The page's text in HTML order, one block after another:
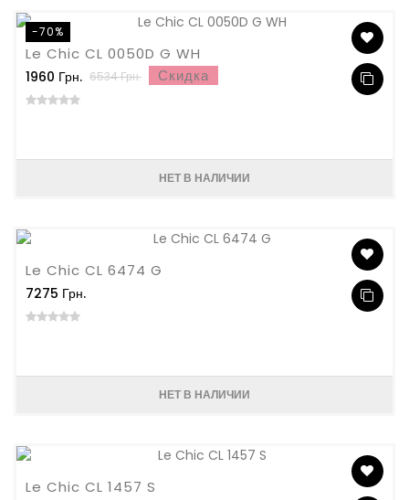
-70%
Le Chic CL 0050D G WH
1960 Грн. 6534 Грн. Скидка
НЕТ В НАЛИЧИИ
Le Chic CL 6474 G
7275 Грн.
НЕТ В НАЛИЧИИ
Le Chic CL 1457 S